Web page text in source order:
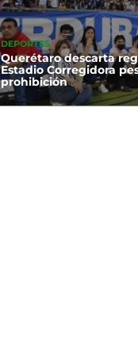
DEPORTES
Querétaro descarta
Estadio Corregidora
prohibición